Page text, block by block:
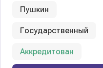
Пушкин
Государственный
Аккредитован